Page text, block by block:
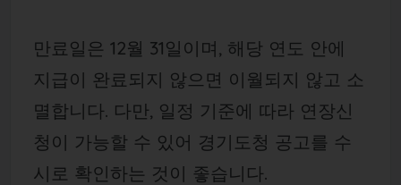
만료일은 12월 31일이며, 해당 연도 안에
지급이 완료되지 않으면 이월되지 않고 소
멸합니다. 다만, 일정 기준에 따라 연장신
청이 가능할 수 있어 경기도청 공고를 수
시로 확인하는 것이 좋습니다.